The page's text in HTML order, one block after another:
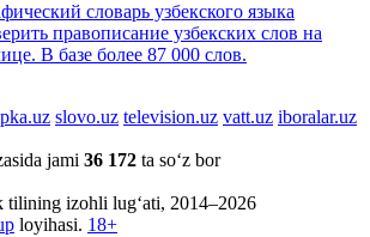
словарь узбекского языка
правописание узбекских слов на
В базе более 87 000 слов.
slovo.uz television.uz vatt.uz iboralar.uz
jami 36 172 ta so‘z bor
izohli lug‘ati, 2014–2026
loyihasi. 18+